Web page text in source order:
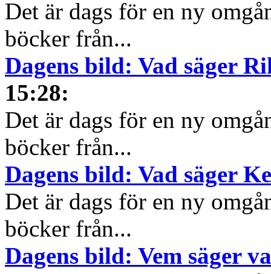
Det är dags för en ny
böcker från...
Dagens bild: Vad säger
15:28:
Det är dags för en ny
böcker från...
Dagens bild: Vad säger
Det är dags för en ny
böcker från...
Dagens bild: Vem säger